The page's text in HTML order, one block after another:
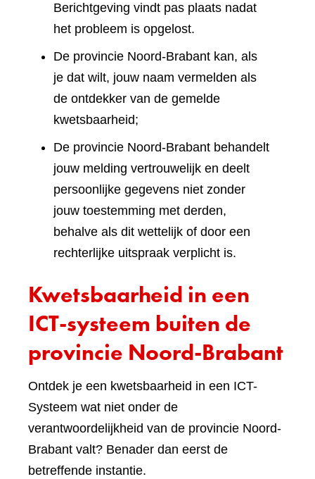
Berichtgeving vindt pas plaats nadat
het probleem is opgelost.
De provincie Noord-Brabant kan, als
je dat wilt, jouw naam vermelden als
de ontdekker van de gemelde
kwetsbaarheid;
De provincie Noord-Brabant behandelt
jouw melding vertrouwelijk en deelt
persoonlijke gegevens niet zonder
jouw toestemming met derden,
behalve als dit wettelijk of door een
rechterlijke uitspraak verplicht is.
Kwetsbaarheid in een
ICT-systeem buiten de
provincie Noord-Brabant
Ontdek je een kwetsbaarheid in een ICT-
Systeem wat niet onder de
verantwoordelijkheid van de provincie Noord-
Brabant valt? Benader dan eerst de
betreffende instantie.